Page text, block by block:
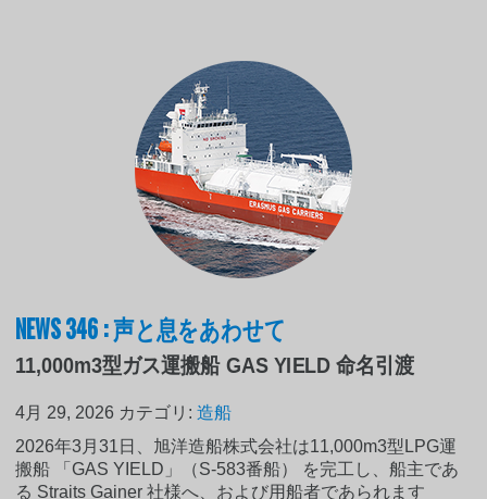
NEWS 346 : 声と息をあわせて
11,000m3型ガス運搬船 GAS YIELD 命名引渡
4月 29, 2026 カテゴリ:造船
2026年3月31日、旭洋造船株式会社は11,000m3型LPG運
搬船 「GAS YIELD」（S-583番船） を完工し、船主であ
る Straits Gainer 社様へ、および用船者であられます